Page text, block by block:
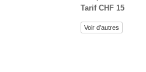
Tarif CHF 15
Voir d’autres